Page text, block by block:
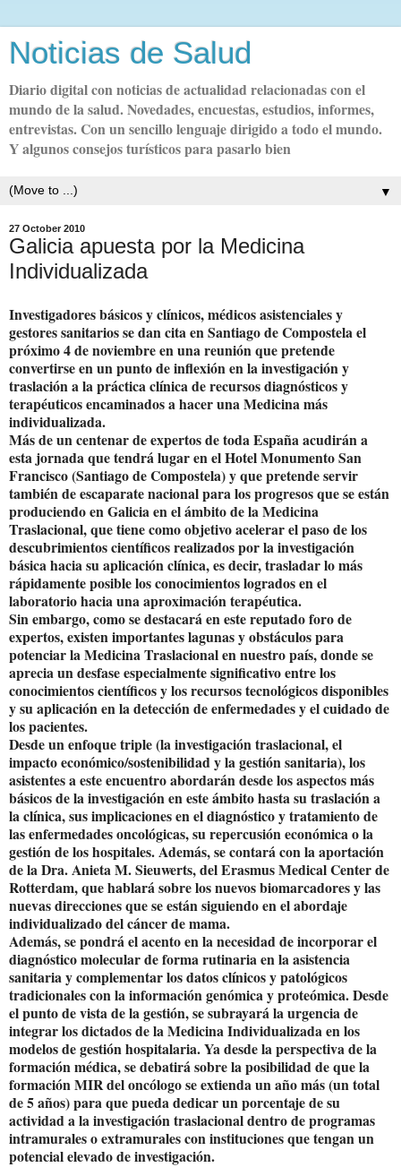
Noticias de Salud
Diario digital con noticias de actualidad relacionadas con el
mundo de la salud. Novedades, encuestas, estudios, informes,
entrevistas. Con un sencillo lenguaje dirigido a todo el mundo.
Y algunos consejos turísticos para pasarlo bien
▼
27 October 2010
Galicia apuesta por la Medicina
Individualizada
Investigadores básicos y clínicos, médicos asistenciales y
gestores sanitarios se dan cita en Santiago de Compostela el
próximo 4 de noviembre en una reunión que pretende
convertirse en un punto de inflexión en la investigación y
traslación a la práctica clínica de recursos diagnósticos y
terapéuticos encaminados a hacer una Medicina más
individualizada.
Más de un centenar de expertos de toda España acudirán a
esta jornada que tendrá lugar en el Hotel Monumento San
Francisco (Santiago de Compostela) y que pretende servir
también de escaparate nacional para los progresos que se están
produciendo en Galicia en el ámbito de la Medicina
Traslacional, que tiene como objetivo acelerar el paso de los
descubrimientos científicos realizados por la investigación
básica hacia su aplicación clínica, es decir, trasladar lo más
rápidamente posible los conocimientos logrados en el
laboratorio hacia una aproximación terapéutica.
Sin embargo, como se destacará en este reputado foro de
expertos, existen importantes lagunas y obstáculos para
potenciar la Medicina Traslacional en nuestro país, donde se
aprecia un desfase especialmente significativo entre los
conocimientos científicos y los recursos tecnológicos disponibles
y su aplicación en la detección de enfermedades y el cuidado de
los pacientes.
Desde un enfoque triple (la investigación traslacional, el
impacto económico/sostenibilidad y la gestión sanitaria), los
asistentes a este encuentro abordarán desde los aspectos más
básicos de la investigación en este ámbito hasta su traslación a
la clínica, sus implicaciones en el diagnóstico y tratamiento de
las enfermedades oncológicas, su repercusión económica o la
gestión de los hospitales. Además, se contará con la aportación
de la Dra. Anieta M. Sieuwerts, del Erasmus Medical Center de
Rotterdam, que hablará sobre los nuevos biomarcadores y las
nuevas direcciones que se están siguiendo en el abordaje
individualizado del cáncer de mama.
Además, se pondrá el acento en la necesidad de incorporar el
diagnóstico molecular de forma rutinaria en la asistencia
sanitaria y complementar los datos clínicos y patológicos
tradicionales con la información genómica y proteómica. Desde
el punto de vista de la gestión, se subrayará la urgencia de
integrar los dictados de la Medicina Individualizada en los
modelos de gestión hospitalaria. Ya desde la perspectiva de la
formación médica, se debatirá sobre la posibilidad de que la
formación MIR del oncólogo se extienda un año más (un total
de 5 años) para que pueda dedicar un porcentaje de su
actividad a la investigación traslacional dentro de programas
intramurales o extramurales con instituciones que tengan un
potencial elevado de investigación.